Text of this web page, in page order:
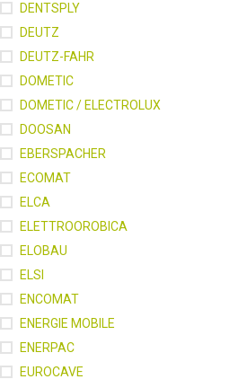
DENTSPLY
DEUTZ
DEUTZ-FAHR
DOMETIC
DOMETIC / ELECTROLUX
DOOSAN
EBERSPACHER
ECOMAT
ELCA
ELETTROOROBICA
ELOBAU
ELSI
ENCOMAT
ENERGIE MOBILE
ENERPAC
EUROCAVE